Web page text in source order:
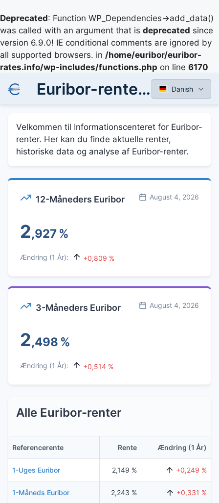
Deprecated: Function WP_Dependencies->add_data()
was called with an argument that is deprecated since
version 6.9.0! IE conditional comments are ignored by
all supported browsers. in /home/euribor/euribor-
rates.info/wp-includes/functions.php on line 6170
Euribor-renter - Aktuelle og Historiske Data Danish
Velkommen til Informationscenteret for Euribor-
renter. Her kan du finde aktuelle renter,
historiske data og analyse af Euribor-renter.
12-Måneders Euribor August 4, 2026
2,927 %
Ændring (1 År): +0,809 %
3-Måneders Euribor August 4, 2026
2,498 %
Ændring (1 År): +0,514 %
Alle Euribor-renter
Referencerente Rente Ændring (1 År)
1-Uges Euribor 2,149 % +0,249 %
1-Måneds Euribor 2,243 % +0,331 %